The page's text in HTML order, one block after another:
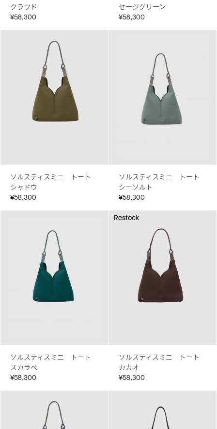
クラウド
¥58,300
セージグリーン
¥58,300
ソルスティスミニ トート
シャドウ
¥58,300
ソルスティスミニ トート
シーソルト
¥58,300
ソルスティスミニ トート
スカラベ
¥58,300
Restock
Restock
ソルスティスミニ トート
カカオ
¥58,300